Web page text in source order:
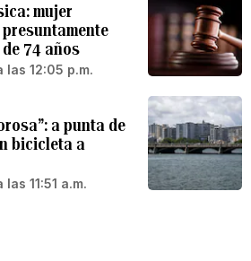
mujer
74 años
12:05 p.m.
a punta de
bicicleta a
11:51 a.m.